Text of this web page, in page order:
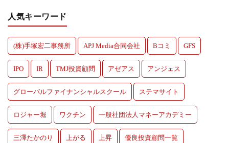
人気キーワード
(株)手塚宏二事務所 APJ Media合同会社 Bコミ GFS
IPO IR TMJ投資顧問 アゼアス アンジェス
グローバルファイナンシャルスクール ステマサイト
ロジャー堀 ワクチン 一般社団法人マネーアカデミー
三澤たかのり 上がる 上昇 優良投資顧問一覧